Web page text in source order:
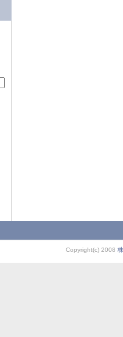
Copyright(c) 2008